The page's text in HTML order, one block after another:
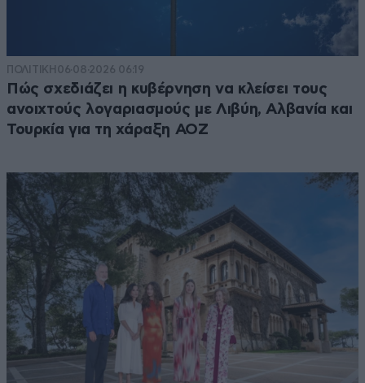
ΠΟΛΙΤΙΚΗ 06·08·2026 06:19
Πώς σχεδιάζει η κυβέρνηση να κλείσει τους
ανοιχτούς λογαριασμούς με Λιβύη, Αλβανία και
Τουρκία για τη χάραξη ΑΟΖ